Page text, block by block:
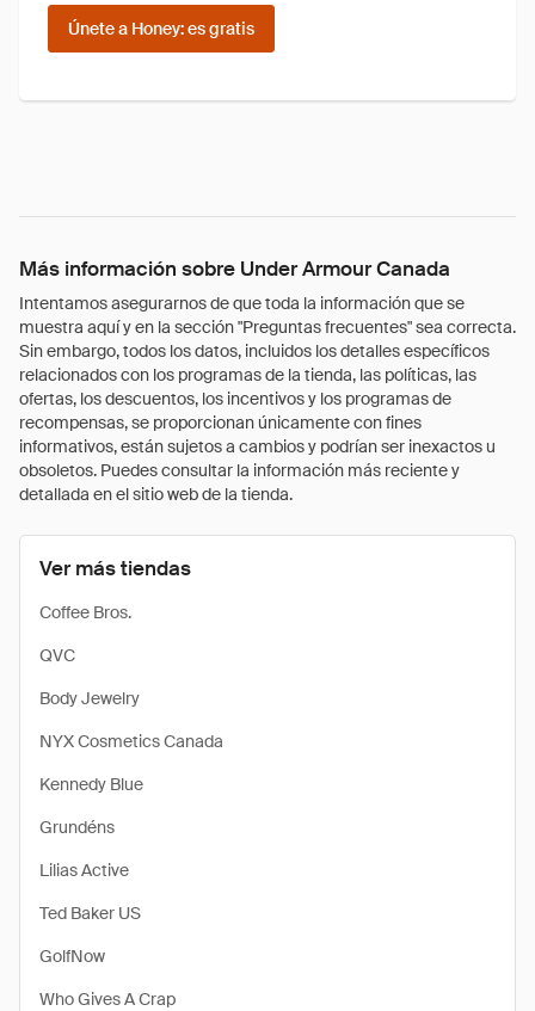
Únete a Honey: es gratis
Más información sobre Under Armour Canada
Intentamos asegurarnos de que toda la información que se
muestra aquí y en la sección "Preguntas frecuentes" sea correcta.
Sin embargo, todos los datos, incluidos los detalles específicos
relacionados con los programas de la tienda, las políticas, las
ofertas, los descuentos, los incentivos y los programas de
recompensas, se proporcionan únicamente con fines
informativos, están sujetos a cambios y podrían ser inexactos u
obsoletos. Puedes consultar la información más reciente y
detallada en el sitio web de la tienda.
Ver más tiendas
Coffee Bros.
QVC
Body Jewelry
NYX Cosmetics Canada
Kennedy Blue
Grundéns
Lilias Active
Ted Baker US
GolfNow
Who Gives A Crap